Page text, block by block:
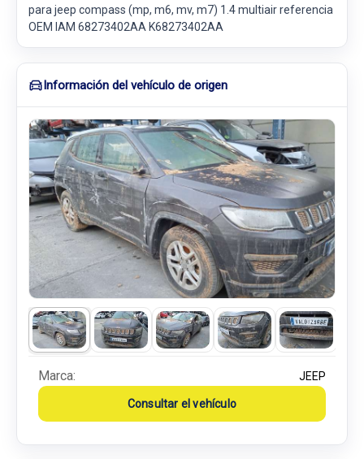
para jeep compass (mp, m6, mv, m7) 1.4 multiair referencia
OEM IAM 68273402AA K68273402AA
Información del vehículo de origen
Marca: JEEP
Consultar el vehículo